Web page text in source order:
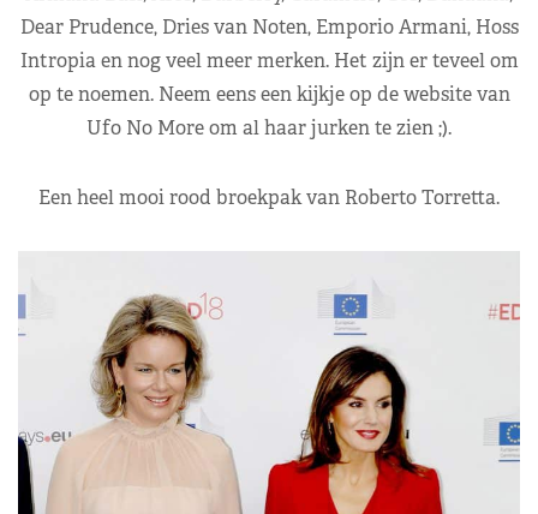
Dear Prudence, Dries van Noten, Emporio Armani, Hoss
Intropia en nog veel meer merken. Het zijn er teveel om
op te noemen. Neem eens een kijkje op de website van
Ufo No More om al haar jurken te zien ;).
Een heel mooi rood broekpak van Roberto Torretta.